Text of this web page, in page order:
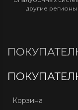
другие регионы
Корзина